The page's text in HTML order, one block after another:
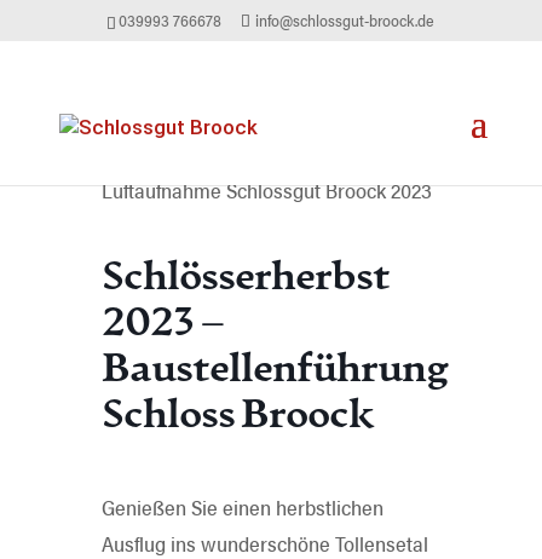
039993 766678 info@schlossgut-broock.de
Luftaufnahme Schlossgut Broock 2023
Schlösserherbst
2023 –
Baustellenführung
Schloss Broock
Genießen Sie einen herbstlichen
Ausflug ins wunderschöne Tollensetal